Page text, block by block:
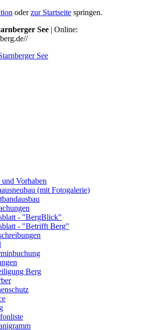
oderzur Startseite springen.
See | Online:
Vorhaben
(mit Fotogalerie)
- "BergBlick"
- "Betrifft Berg"
Berg